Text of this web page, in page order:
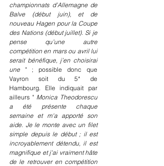
championnats d’Allemagne de
Balve (début juin), et de
nouveau Hagen pour la Coupe
des Nations (début juillet). Si je
pense qu’une autre
compétition en mars ou avril lui
serait bénéfique, j’en choisirai
une " ; possible donc que
Vayron soit du 5* de
Hambourg. Elle indiquait par
ailleurs " Monica Theodorescu
a été présente chaque
semaine et m'a apporté son
aide. Je le monte avec un filet
simple depuis le début ; il est
incroyablement détendu, il est
magnifique et j'ai vraiment hâte
de le retrouver en compétition